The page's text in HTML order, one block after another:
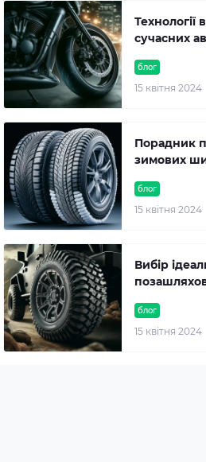
блог
15 квітня 2024
Технології
сучасних
блог
15 квітня 2024
Порадник
зимових
блог
15 квітня 2024
Вибір